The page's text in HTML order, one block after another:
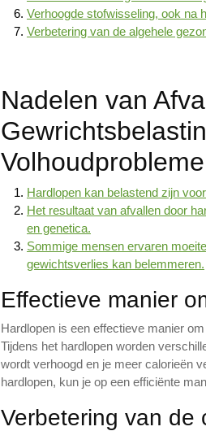
Verhoogde stofwisseling, ook na
Verbetering van de algehele
Nadelen van
Hardlopen kan belastend zijn
Het resultaat van afvallen door
en genetica.
Sommige mensen ervaren
gewichtsverlies kan belemmeren.
Effectieve manier
Hardlopen is een effectieve manier
Tijdens het hardlopen worden
wordt verhoogd en je meer calorieën
hardlopen, kun je op een efficiënte
Verbetering van de